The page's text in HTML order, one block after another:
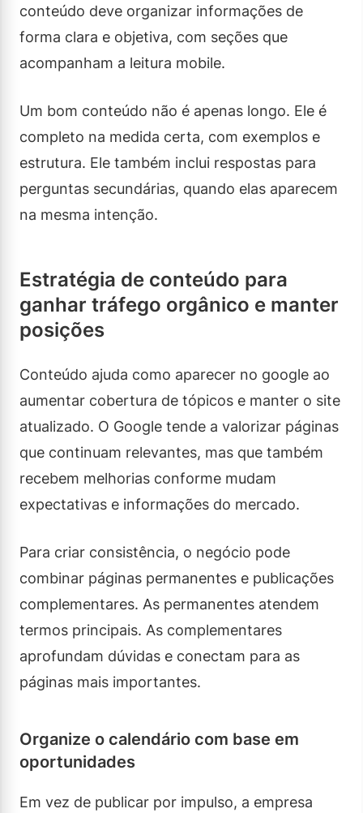
conteúdo deve organizar informações de
forma clara e objetiva, com seções que
acompanham a leitura mobile.
Um bom conteúdo não é apenas longo. Ele é
completo na medida certa, com exemplos e
estrutura. Ele também inclui respostas para
perguntas secundárias, quando elas aparecem
na mesma intenção.
Estratégia de conteúdo para
ganhar tráfego orgânico e manter
posições
Conteúdo ajuda como aparecer no google ao
aumentar cobertura de tópicos e manter o site
atualizado. O Google tende a valorizar páginas
que continuam relevantes, mas que também
recebem melhorias conforme mudam
expectativas e informações do mercado.
Para criar consistência, o negócio pode
combinar páginas permanentes e publicações
complementares. As permanentes atendem
termos principais. As complementares
aprofundam dúvidas e conectam para as
páginas mais importantes.
Organize o calendário com base em
oportunidades
Em vez de publicar por impulso, a empresa